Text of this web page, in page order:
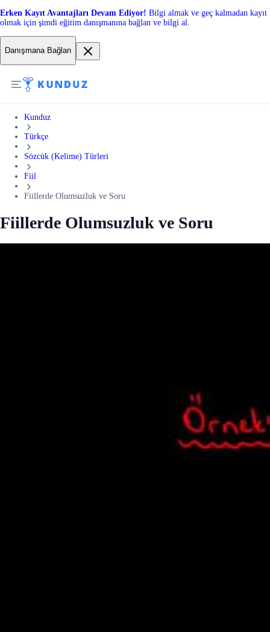
Erken Kayıt Avantajları Devam Ediyor! Bilgi almak ve geç kalmadan kayıt
olmak için şimdi eğitim danışmanına bağlan ve bilgi al.
Danışmana Bağlan
Kunduz
Türkçe
Sözcük (Kelime) Türleri
Fiil
Fiillerde Olumsuzluk ve Soru
Fiillerde Olumsuzluk ve Soru